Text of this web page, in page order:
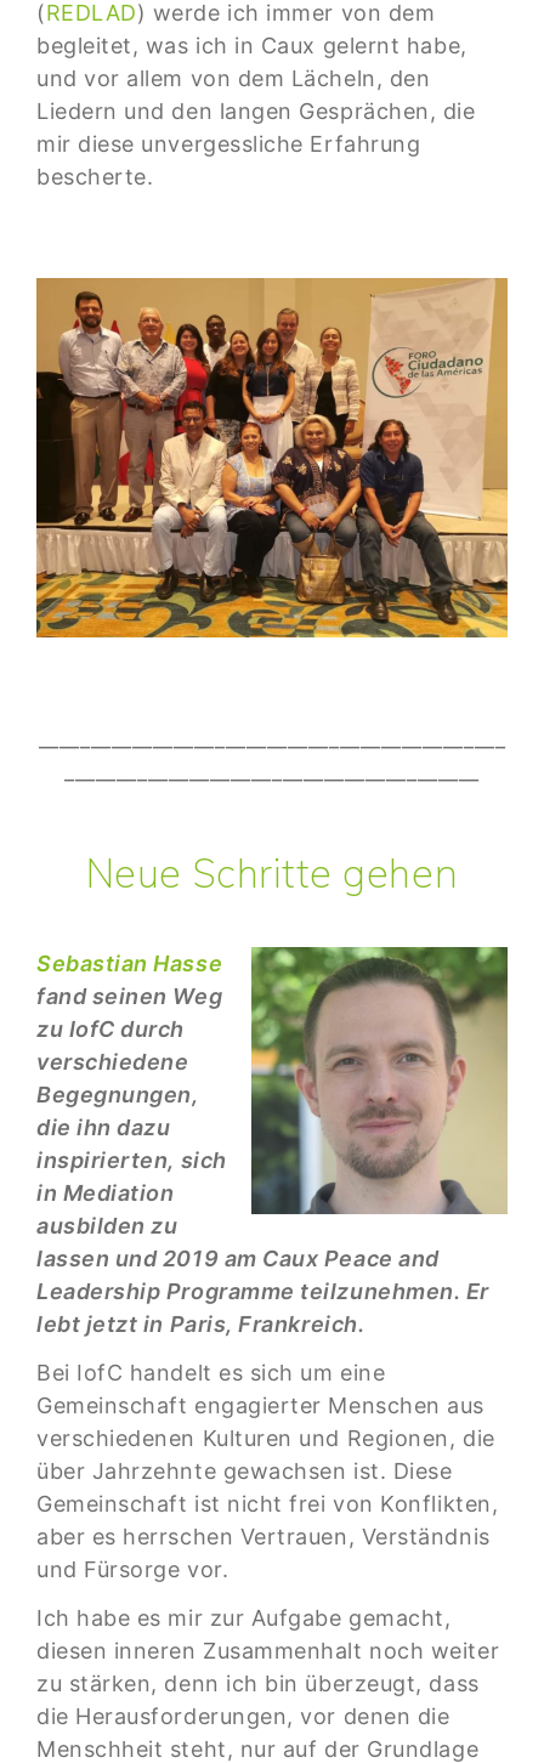
(REDLAD) werde ich immer von dem
begleitet, was ich in Caux gelernt habe,
und vor allem von dem Lächeln, den
Liedern und den langen Gesprächen, die
mir diese unvergessliche Erfahrung
bescherte.
Neue Schritte gehen
Sebastian Hasse
fand seinen Weg
zu IofC durch
verschiedene
Begegnungen,
die ihn dazu
inspirierten, sich
in Mediation
ausbilden zu
lassen und 2019 am Caux Peace and
Leadership Programme teilzunehmen. Er
lebt jetzt in Paris, Frankreich.
Bei IofC handelt es sich um eine
Gemeinschaft engagierter Menschen aus
verschiedenen Kulturen und Regionen, die
über Jahrzehnte gewachsen ist. Diese
Gemeinschaft ist nicht frei von Konflikten,
aber es herrschen Vertrauen, Verständnis
und Fürsorge vor.
Ich habe es mir zur Aufgabe gemacht,
diesen inneren Zusammenhalt noch weiter
zu stärken, denn ich bin überzeugt, dass
die Herausforderungen, vor denen die
Menschheit steht, nur auf der Grundlage